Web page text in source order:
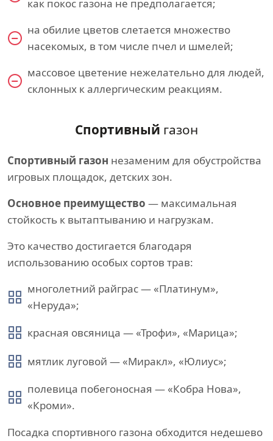
как покос газона не предполагается;
на обилие цветов слетается множество
насекомых, в том числе пчел и шмелей;
массовое цветение нежелательно для людей,
склонных к аллергическим реакциям.
Спортивный газон
Спортивный газон незаменим для обустройства
игровых площадок, детских зон.
Основное преимущество — максимальная
стойкость к вытаптыванию и нагрузкам.
Это качество достигается благодаря
использованию особых сортов трав:
многолетний райграс — «Платинум»,
«Неруда»;
красная овсяница — «Трофи», «Марица»;
мятлик луговой — «Миракл», «Юлиус»;
полевица побегоносная — «Кобра Нова»,
«Кроми».
Посадка спортивного газона обходится недешево